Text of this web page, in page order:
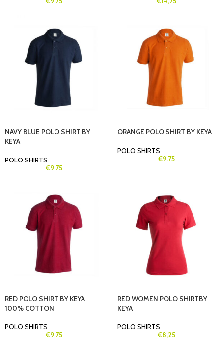
NAVY BLUE POLO SHIRT BY
KEYA
POLO SHIRTS
€9,75
ORANGE POLO SHIRT BY KEYA
POLO SHIRTS
€9,75
RED POLO SHIRT BY KEYA
100% COTTON
POLO SHIRTS
€9,75
RED WOMEN POLO SHIRTBY
KEYA
POLO SHIRTS
€8,25